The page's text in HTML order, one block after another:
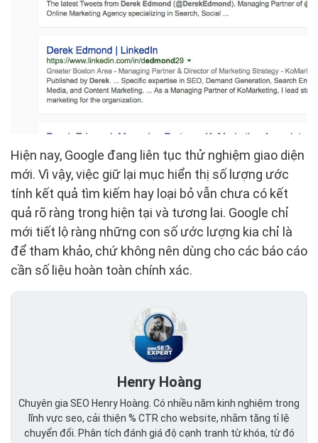
Hiện nay, Google đang liên tục thử nghiệm giao diện
mới. Vì vậy, việc giữ lại mục hiển thị số lượng ước
tính kết quả tìm kiếm hay loại bỏ vẫn chưa có kết
quả rõ ràng trong hiện tại và tương lai. Google chỉ
mới tiết lộ ràng những con số ước lượng kia chỉ là
để tham khảo, chứ không nên dùng cho các báo cáo
cần số liệu hoàn toàn chính xác.
Henry Hoàng
Chuyên gia SEO Henry Hoàng. Có nhiều năm kinh nghiệm trong
lĩnh vực seo, cải thiện % CTR cho website, nhằm tăng tỉ lệ
chuyển đổi. Phân tích đánh giá độ cạnh tranh từ khóa, từ đó